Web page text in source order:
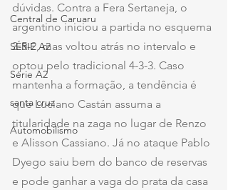
Central de Caruaru
SÉRIE A2
Série A2
santa cruz
Automobilismo
dúvidas. Contra a Fera Sertaneja, o
argentino iniciou a partida no esquema
3-5-2, mas voltou atrás no intervalo e
optou pelo tradicional 4-3-3. Caso
mantenha a formação, a tendência é
que Luciano Castán assuma a
titularidade na zaga no lugar de Renzo
e Alisson Cassiano. Já no ataque Pablo
Dyego saiu bem do banco de reservas
e pode ganhar a vaga do prata da casa